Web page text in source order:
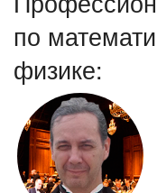
по
физике: